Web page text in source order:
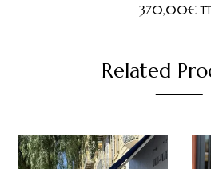
370,00€
Related